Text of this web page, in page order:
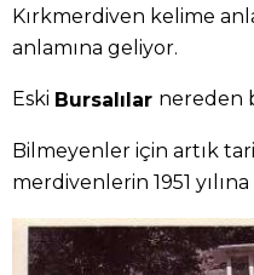
Kırkmerdiven kelime
anlamına geliyor.
Eski Bursalılar nereden
Bilmeyenler için artık
merdivenlerin 1951